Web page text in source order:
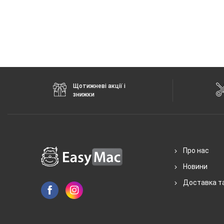
Щотижневі акції і
знижки
Про нас
Новини
Доставка